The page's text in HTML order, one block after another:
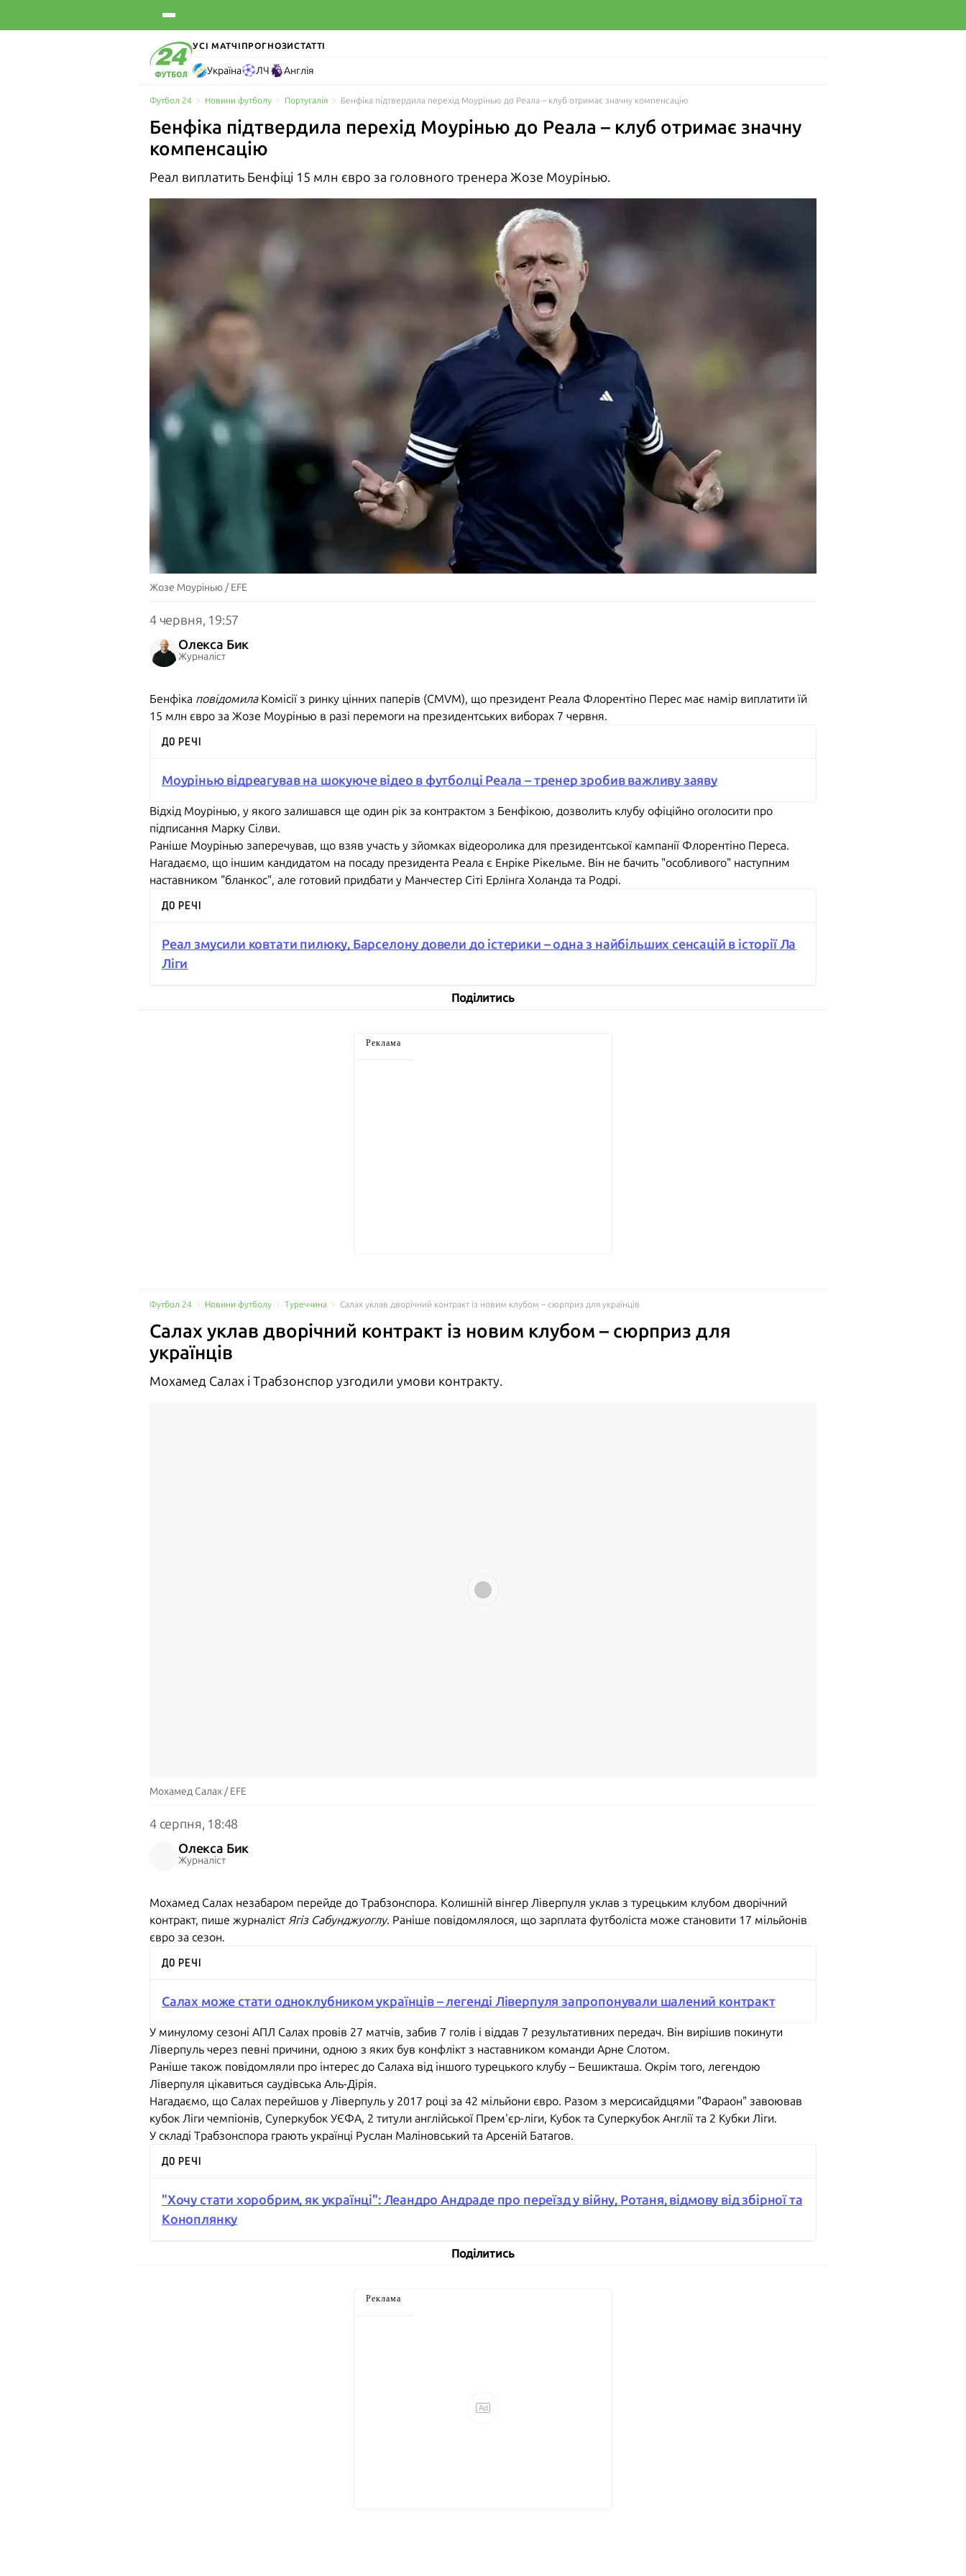
УСІ МАТЧІ ПРОГНОЗИСТАТТІ
Україна ЛЧ Англія
Футбол 24 Новини футболу Португалія Бенфіка підтвердила перехід Моурінью до Реала – клуб отримає значну компенсацію
Бенфіка підтвердила перехід Моурінью до Реала – клуб отримає значну
компенсацію
Реал виплатить Бенфіці 15 млн євро за головного тренера Жозе Моурінью.
Жозе Моурінью / EFE
4 червня, 19:57
Олекса Бик
Журналіст
Бенфіка повідомилаКомісії з ринку цінних паперів (CMVM), що президент Реала Флорентіно Перес має намір виплатити їй
15 млн євро за Жозе Моурінью в разі перемоги на президентських виборах 7 червня.
ДО РЕЧІ
Моурінью відреагував на шокуюче відео в футболці Реала – тренер зробив важливу заяву
Відхід Моурінью, у якого залишався ще один рік за контрактом з Бенфікою, дозволить клубу офіційно оголосити про
підписання Марку Сілви.
Раніше Моурінью заперечував, що взяв участь у зйомках відеоролика для президентської кампанії Флорентіно Переса.
Нагадаємо, що іншим кандидатом на посаду президента Реала є Енріке Рікельме. Він не бачить "особливого" наступним
наставником "бланкос", але готовий придбати у Манчестер Сіті Ерлінга Холанда та Родрі.
ДО РЕЧІ
Реал змусили ковтати пилюку, Барселону довели до істерики – одна з найбільших сенсацій в історії Ла
Ліги
Поділитись
Реклама